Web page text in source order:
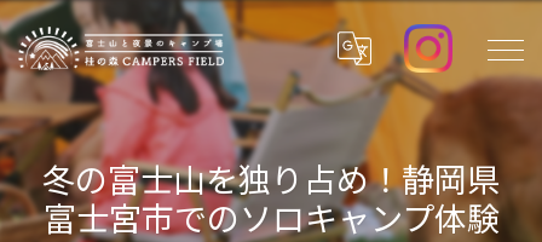
冬の富士山を独り占め！静岡県
富士宮市でのソロキャンプ体験